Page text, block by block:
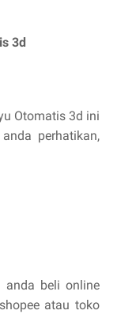
3d
Otomatis 3d ini
perhatikan,
anda beli online
atau toko